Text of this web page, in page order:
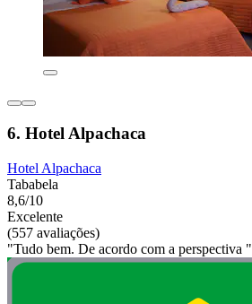
6. Hotel Alpachaca
Hotel Alpachaca
Tababela
8,6/10
Excelente
(557 avaliações)
"Tudo bem. De acordo com a perspectiva "